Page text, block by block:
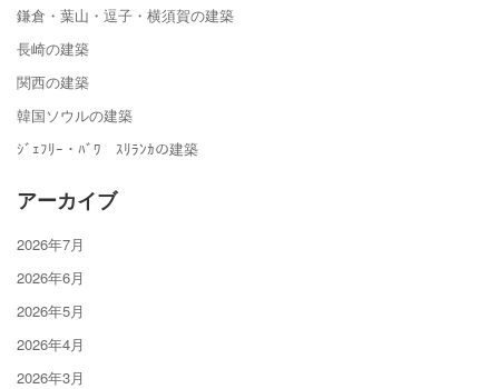
鎌倉・葉山・逗子・横須賀の建築
長崎の建築
関西の建築
韓国ソウルの建築
ｼﾞｪﾌﾘｰ・ﾊﾞﾜ ｽﾘﾗﾝｶの建築
アーカイブ
2026年7月
2026年6月
2026年5月
2026年4月
2026年3月